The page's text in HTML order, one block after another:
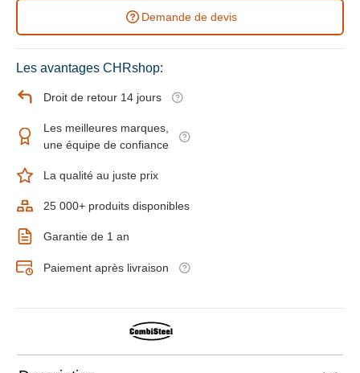
Demande de devis
Les avantages CHRshop:
Droit de retour 14 jours
Les meilleures marques,
une équipe de confiance
La qualité au juste prix
25 000+ produits disponibles
Garantie de 1 an
Paiement après livraison